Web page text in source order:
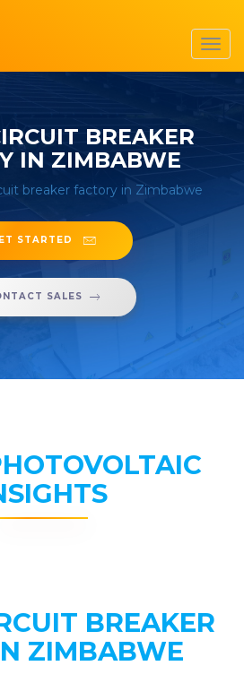
BREAKER
IN ZIMBABWE
breaker factory in Zimbabwe
STARTED
SALES
BREAKER
ZIMBABWE